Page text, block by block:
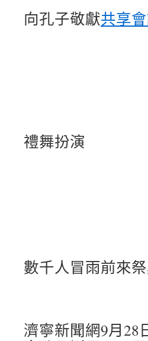
向孔子敬獻共享
禮舞扮演
數千人冒雨前來
濟寧新聞網9月